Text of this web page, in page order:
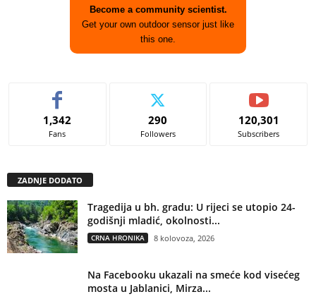
Become a community scientist.
Get your own outdoor sensor just like
this one.
1,342
Fans
290
Followers
120,301
Subscribers
ZADNJE DODATO
Tragedija u bh. gradu: U rijeci se utopio 24-
godišnji mladić, okolnosti...
CRNA HRONIKA 8 kolovoza, 2026
Na Facebooku ukazali na smeće kod visećeg
mosta u Jablanici, Mirza...